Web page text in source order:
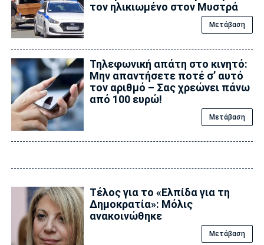
τον ηλικιωμένο στον Μυστρά
Μετάβαση
Τηλεφωνική απάτη στο κινητό:
Μην απαντήσετε ποτέ σ’ αυτό
τον αριθμό – Σας χρεώνει πάνω
από 100 ευρώ!
Μετάβαση
Τέλος για το «Ελπίδα για τη
Δημοκρατία»: Μόλις
ανακοινώθηκε
Μετάβαση